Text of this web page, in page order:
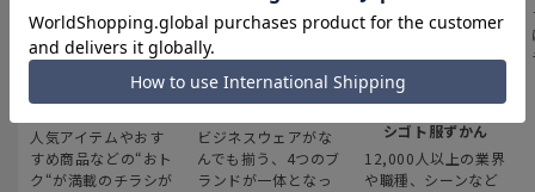
最新のお買い得情報
人気アイテムやおす
すめ商品などの“おト
ク“が満載のチラシが
スーツスクエア
ビジネスウェアがな
んでも揃う、4つのブ
ランドが一体となっ
みんなの
シゴト服ずかん
12,000人以上の業界
や職種、シーンなど